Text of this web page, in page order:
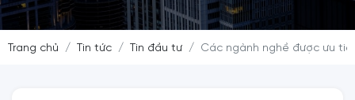
Trang chủ Tin tức Tin đầu tư Các ngành nghề được ưu